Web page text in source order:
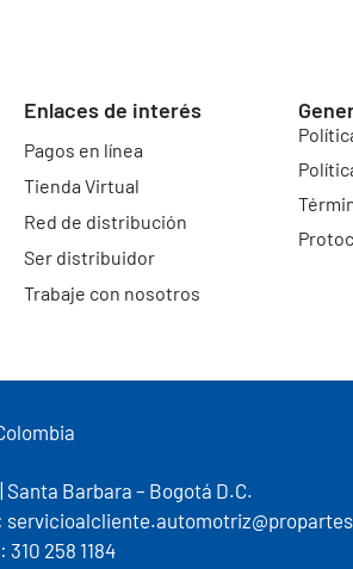
Enlaces de interés
Pagos en línea
Tienda Virtual
Red de distribución
Ser distribuidor
Trabaje con nosotros
| Santa Barbara – Bogotá D.C.
258 1184